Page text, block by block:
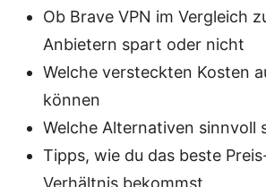
Ob Brave VPN im Vergleich
Anbietern spart oder nicht
Welche versteckten Kosten
können
Welche Alternativen sinnvoll
Tipps, wie du das beste
Verhältnis bekommst